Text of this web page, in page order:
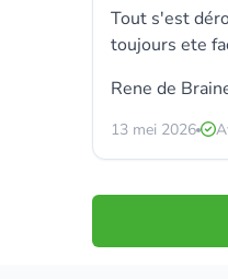
Tout s'est
toujours ete
Rene de
13 mei 2026